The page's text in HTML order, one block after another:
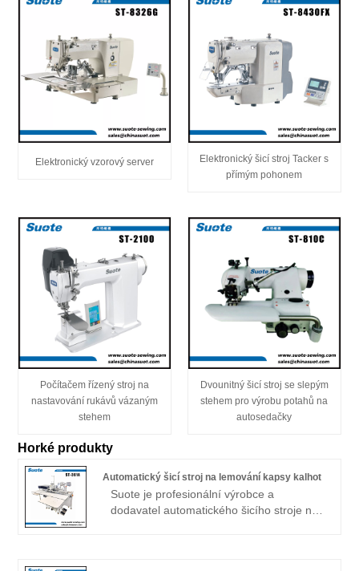
Elektronický vzorový server
Elektronický šicí stroj Tacker s
přímým pohonem
Počítačem řízený stroj na
nastavování rukávů vázaným
stehem
Dvounitný šicí stroj se slepým
stehem pro výrobu potahů na
autosedačky
Horké produkty
Automatický šicí stroj na lemování kapsy kalhot
Suote je profesionální výrobce a
dodavatel automatického šicího stroje na